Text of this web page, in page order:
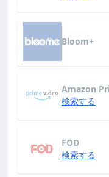
Bloom+
Amazon
検索する
FOD
検索する